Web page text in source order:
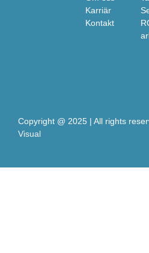
Karriär
Kontakt
Copyright @ 2025 | All rights
Visual